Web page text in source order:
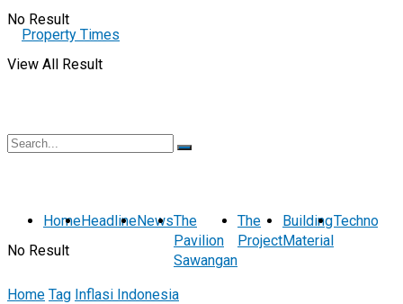
No Result
View All Result
No Result
HomeHeadlineNewsThe
Pavilion
Sawangan
The
Project
Building
Material
Home Tag Inflasi Indonesia